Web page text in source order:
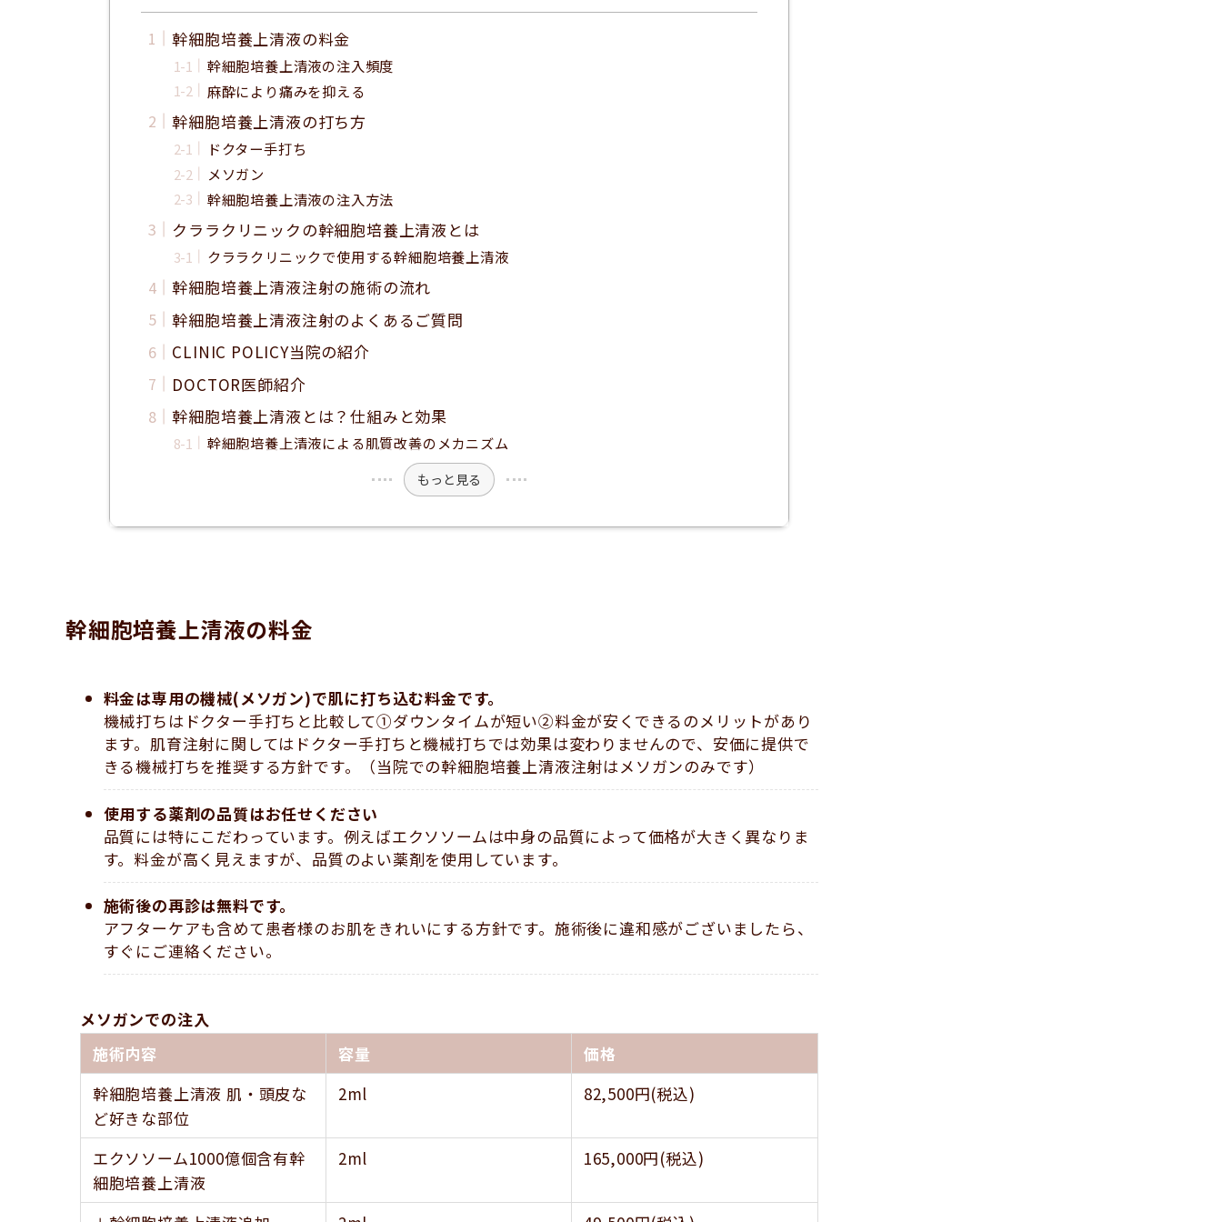
幹細胞培養上清液の料金
幹細胞培養上清液の注入頻度
麻酔により痛みを抑える
幹細胞培養上清液の打ち方
ドクター手打ち
メソガン
幹細胞培養上清液の注入方法
クララクリニックの幹細胞培養上清液とは
クララクリニックで使用する幹細胞培養上清液
幹細胞培養上清液注射の施術の流れ
幹細胞培養上清液注射のよくあるご質問
CLINIC POLICY当院の紹介
DOCTOR医師紹介
幹細胞培養上清液とは？仕組みと効果
幹細胞培養上清液による肌質改善のメカニズム
もっと見る
幹細胞培養上清液の料金
料金は専用の機械(メソガン)で肌に打ち込む料金です。
機械打ちはドクター手打ちと比較して①ダウンタイムが短い②料金が安くできるのメリットがあり
ます。肌育注射に関してはドクター手打ちと機械打ちでは効果は変わりませんので、安価に提供で
きる機械打ちを推奨する方針です。（当院での幹細胞培養上清液注射はメソガンのみです）
使用する薬剤の品質はお任せください
品質には特にこだわっています。例えばエクソソームは中身の品質によって価格が大きく異なりま
す。料金が高く見えますが、品質のよい薬剤を使用しています。
施術後の再診は無料です。
アフターケアも含めて患者様のお肌をきれいにする方針です。施術後に違和感がございましたら、
すぐにご連絡ください。
メソガンでの注入
施術内容
容量
価格
幹細胞培養上清液 肌・頭皮な
ど好きな部位
2ml 82,500円(税込)
エクソソーム1000億個含有幹
細胞培養上清液
2ml 165,000円(税込)